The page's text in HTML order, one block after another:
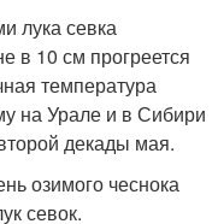
лука севка
в 10 см прогреется
температура
на Урале и в Сибири
декады мая.
озимого чеснока
севок.